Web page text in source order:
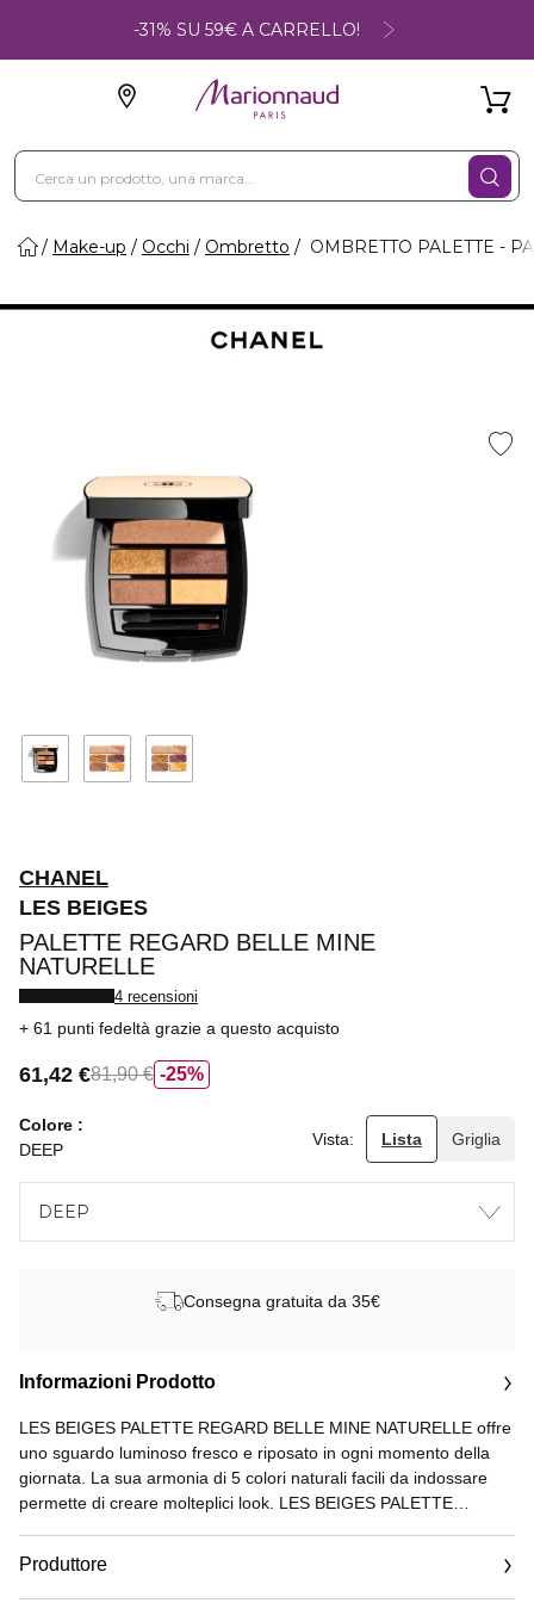
-31% SU 59€ A CARRELLO!
Make-up Occhi Ombretto OMBRETTO PALETTE -
CHANEL
LES BEIGES
PALETTE REGARD BELLE MINE
NATURELLE
4 recensioni
61 punti fedeltà grazie a questo acquisto
25%
61,42 €81,90 €
Colore
DEEP
Vista: Lista Griglia
DEEP
Consegna gratuita da 35€
Informazioni Prodotto
LES BEIGES PALETTE REGARD BELLE MINE NATURELLE offre
uno sguardo luminoso fresco e riposato in ogni momento della
giornata. La sua armonia di 5 colori naturali facili da indossare
permette di creare molteplici look. LES BEIGES PALETTE
base ombretto o eyeliner oppure per strutturare le sopracciglia.
Produttore